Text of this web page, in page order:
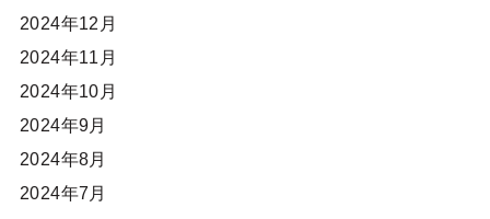
2024年12月
2024年11月
2024年10月
2024年9月
2024年8月
2024年7月